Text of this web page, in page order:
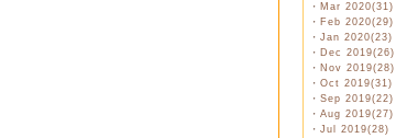
・ Mar 2020(31)
・ Feb 2020(29)
・ Jan 2020(23)
・ Dec 2019(26)
・ Nov 2019(28)
・ Oct 2019(31)
・ Sep 2019(22)
・ Aug 2019(27)
・ Jul 2019(28)